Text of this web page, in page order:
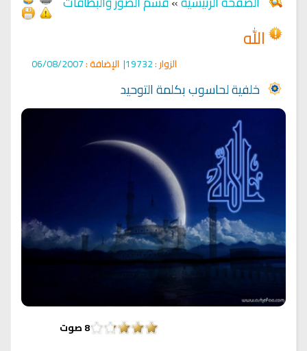
الله
الزوار : الإضافة :
خلفية لحاسوب بكلمة التوحيد
8صوت